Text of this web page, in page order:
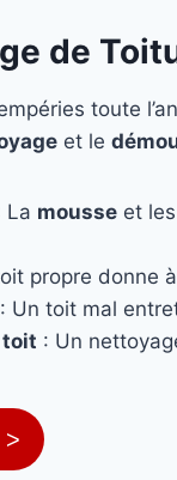
de
toute
et le
La mousse et
propre donne
: Un toit mal
toit : Un
>